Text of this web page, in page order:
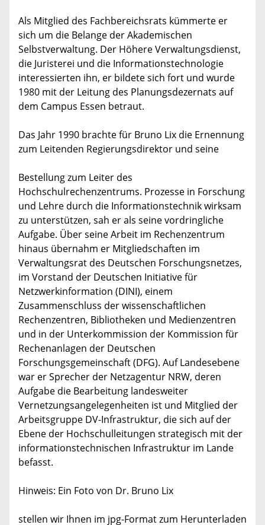
Als Mitglied des Fachbereichsrats kümmerte er
sich um die Belange der Akademischen
Selbstverwaltung. Der Höhere Verwaltungsdienst,
die Juristerei und die Informationstechnologie
interessierten ihn, er bildete sich fort und wurde
1980 mit der Leitung des Planungsdezernats auf
dem Campus Essen betraut.
Das Jahr 1990 brachte für Bruno Lix die Ernennung
zum Leitenden Regierungsdirektor und seine
Bestellung zum Leiter des
Hochschulrechenzentrums. Prozesse in Forschung
und Lehre durch die Informationstechnik wirksam
zu unterstützen, sah er als seine vordringliche
Aufgabe. Über seine Arbeit im Rechenzentrum
hinaus übernahm er Mitgliedschaften im
Verwaltungsrat des Deutschen Forschungsnetzes,
im Vorstand der Deutschen Initiative für
Netzwerkinformation (DINI), einem
Zusammenschluss der wissenschaftlichen
Rechenzentren, Bibliotheken und Medienzentren
und in der Unterkommission der Kommission für
Rechenanlagen der Deutschen
Forschungsgemeinschaft (DFG). Auf Landesebene
war er Sprecher der Netzagentur NRW, deren
Aufgabe die Bearbeitung landesweiter
Vernetzungsangelegenheiten ist und Mitglied der
Arbeitsgruppe DV-Infrastruktur, die sich auf der
Ebene der Hochschulleitungen strategisch mit der
informationstechnischen Infrastruktur im Lande
befasst.
Hinweis: Ein Foto von Dr. Bruno Lix
stellen wir Ihnen im jpg-Format zum Herunterladen